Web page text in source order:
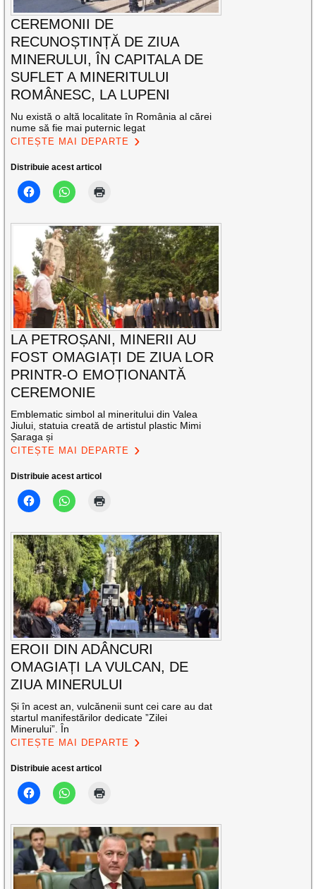
CEREMONII DE
RECUNOȘTINȚĂ DE ZIUA
MINERULUI, ÎN CAPITALA DE
SUFLET A MINERITULUI
ROMÂNESC, LA LUPENI
Nu există o altă localitate în România al cărei
nume să fie mai puternic legat
CITEȘTE MAI DEPARTE
Distribuie acest articol
LA PETROȘANI, MINERII AU
FOST OMAGIAȚI DE ZIUA LOR
PRINTR-O EMOȚIONANTĂ
CEREMONIE
Emblematic simbol al mineritului din Valea
Jiului, statuia creată de artistul plastic Mimi
Șaraga și
CITEȘTE MAI DEPARTE
Distribuie acest articol
EROII DIN ADÂNCURI
OMAGIAȚI LA VULCAN, DE
ZIUA MINERULUI
Și în acest an, vulcănenii sunt cei care au dat
startul manifestărilor dedicate ”Zilei
Minerului”. În
CITEȘTE MAI DEPARTE
Distribuie acest articol